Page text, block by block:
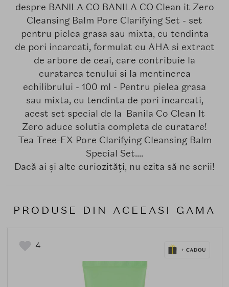
despre BANILA CO BANILA CO Clean it Zero
Cleansing Balm Pore Clarifying Set - set
pentru pielea grasa sau mixta, cu tendinta
de pori incarcati, formulat cu AHA si extract
de arbore de ceai, care contribuie la
curatarea tenului si la mentinerea
echilibrului - 100 ml - Pentru pielea grasa
sau mixta, cu tendinta de pori incarcati,
acest set special de la Banila Co Clean It
Zero aduce solutia completa de curatare!
Tea Tree-EX Pore Clarifying Cleansing Balm
Special Set....
Dacă ai și alte curiozități, nu ezita să ne scrii!
PRODUSE DIN ACEEASI GAMA
4